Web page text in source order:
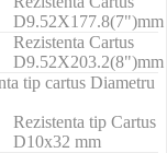
D9.52X177.8(7")mm
Rezistenta Cartus
D9.52X203.2(8")mm
tip cartus Diametru
Rezistenta tip Cartus
D10x32 mm